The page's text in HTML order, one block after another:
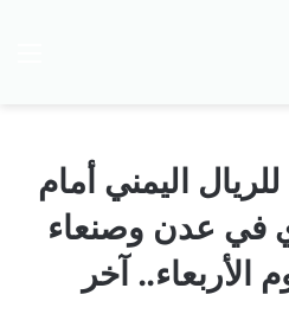
اليمني أمام
في عدن وصنعاء
الأربعاء.. آخر